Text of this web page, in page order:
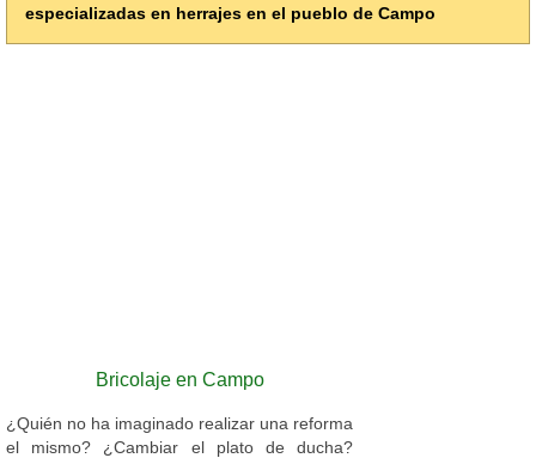
especializadas en herrajes en el pueblo de Campo
Bricolaje en Campo
¿Quién no ha imaginado realizar una reforma
el mismo? ¿Cambiar el plato de ducha?